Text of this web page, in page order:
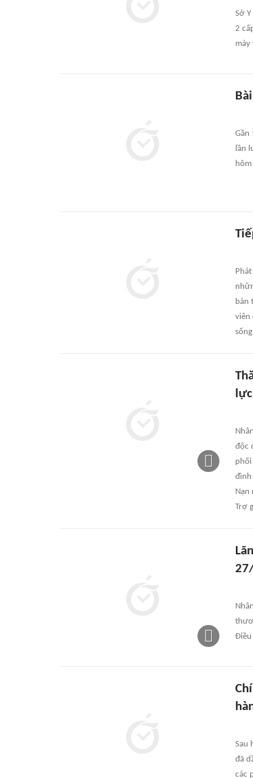
Sở
2
máy
Gần
lần
bàn
viên
lực
độc
phối
đình
Nạn
Trợ
Điều
Sau
đã
các